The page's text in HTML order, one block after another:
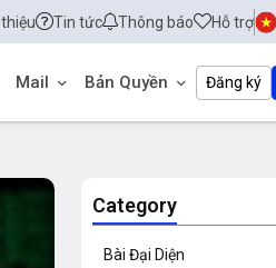
Tin tức Thông báo Hỗ trợ
Mail Bản Quyền Đăng ký
Category
Bài Đại Diện